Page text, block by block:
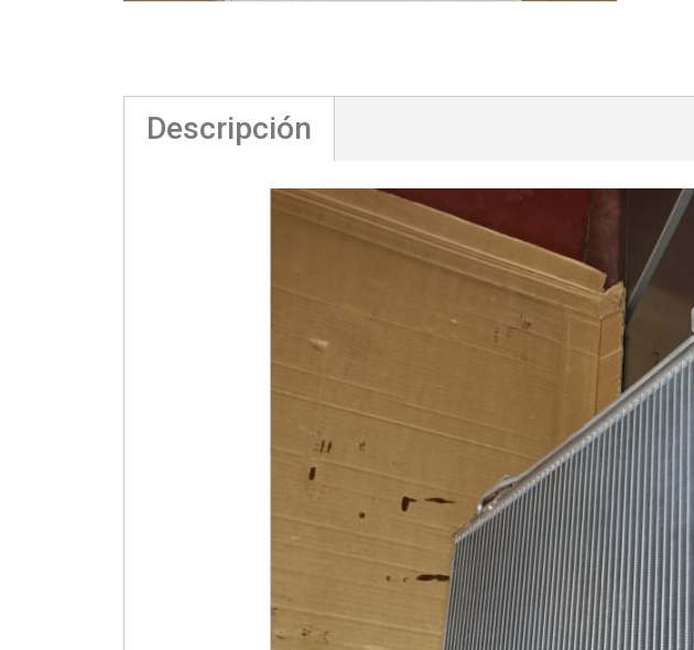
Descripción